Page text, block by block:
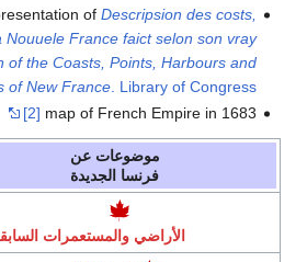
of Descripsion des costs,
Nouuele France faict selon son vray
of the Coasts, Points, Harbours and
of New France. Library of Congress
[2] map of French Empire in 1683
موضوعات عن
فرنسا الجديدة
الأراضي والمستعمرات